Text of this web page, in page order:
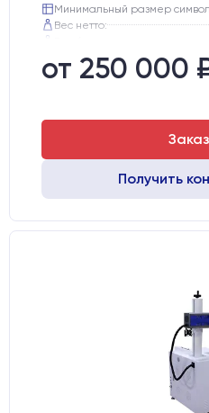
Минимальный размер
Вес нетто:
Транспортный габарит
от 250 000
Получить